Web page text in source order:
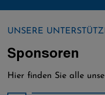
UNSERE
Sponsoren
Hier finden Sie alle